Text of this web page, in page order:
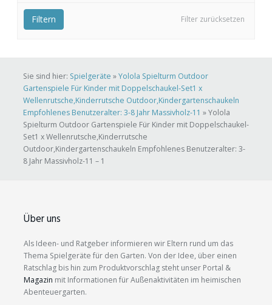
Filter zurücksetzen
Filtern
Sie sind hier: Spielgeräte »Yolola Spielturm Outdoor
Gartenspiele Für Kinder mit Doppelschaukel-Set1 x
Wellenrutsche,Kinderrutsche Outdoor,Kindergartenschaukeln
Empfohlenes Benutzeralter: 3-8 Jahr Massivholz-11 »Yolola
Spielturm Outdoor Gartenspiele Für Kinder mit Doppelschaukel-
Set1 x Wellenrutsche,Kinderrutsche
Outdoor,Kindergartenschaukeln Empfohlenes Benutzeralter: 3-
8 Jahr Massivholz-11 – 1
Über uns
Als Ideen- und Ratgeber informieren wir Eltern rund um das
Thema Spielgeräte für den Garten. Von der Idee, über einen
Ratschlag bis hin zum Produktvorschlag steht unser Portal &
Magazin mit Informationen für Außenaktivitäten im heimischen
Abenteuergarten.